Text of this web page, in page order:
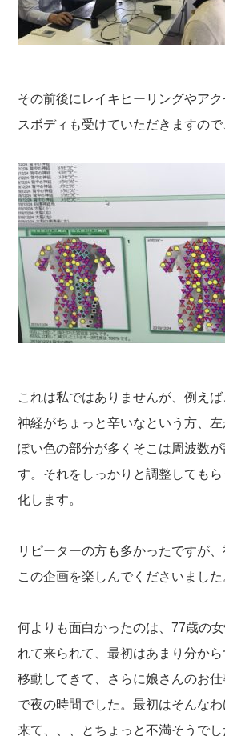
その前後にレイキヒーリングやア
スボディも受けていただきますので
これは私ではありませんが、例え
神経がちょっと辛いなという方、
ぽい色の部分が多くそこは周波数
す。それをしっかりと調整しても
化します。
リピーターの方も多かったですが
この企画を楽しんでくださいました
何よりも面白かったのは、77歳の
れて来られて、最初はあまり分か
移動してきて、さらに娘さんのお
で夜の時間でした。最初はそんな
来て、、、とちょっと不満そうで